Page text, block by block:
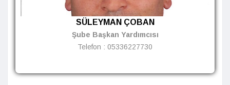
SÜLEYMAN ÇOBAN
Şube Başkan Yardımcısı
Telefon : 05336227730